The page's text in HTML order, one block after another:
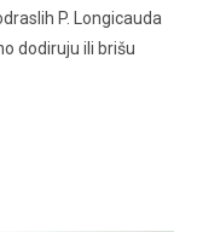
P. Longicauda
dodiruju ili brišu